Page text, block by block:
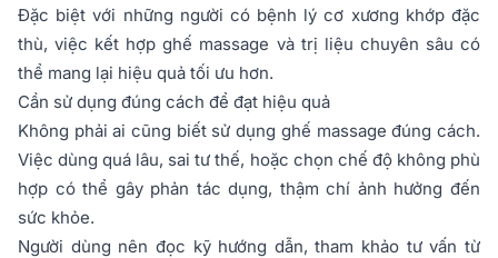
Đặc biệt với những người có bệnh lý cơ xương khớp đặc
thù, việc kết hợp ghế massage và trị liệu chuyên sâu có
thể mang lại hiệu quả tối ưu hơn.
Cần sử dụng đúng cách để đạt hiệu quả
Không phải ai cũng biết sử dụng ghế massage đúng cách.
Việc dùng quá lâu, sai tư thế, hoặc chọn chế độ không phù
hợp có thể gây phản tác dụng, thậm chí ảnh hưởng đến
sức khỏe.
Người dùng nên đọc kỹ hướng dẫn, tham khảo tư vấn từ